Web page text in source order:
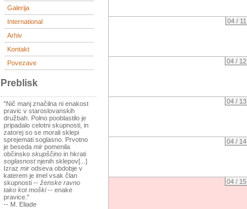
Galerija
International
Arhiv
Kontakt
Povezave
Preblisk
"Nič manj značilna ni enakost
pravic v staroslovanskih
družbah. Polno pooblastilo je
pripadalo celotni skupnosti, in
zatorej so se morali sklepi
sprejemati soglasno. Prvotno
je beseda mir pomenila
občinsko skupščino in hkrati
soglasnostnjenih sklepov[...]
Izraz mir odseva obdobje v
katerem je imel vsak član
skupnosti -- ženske ravno
tako kot moški-- enake
pravice."
-- M. Eliade
04 / 11
04 / 12
04 / 13
04 / 14
04 / 15